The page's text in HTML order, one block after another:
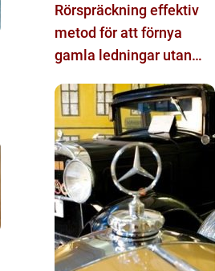
Rörspräckning effektiv
metod för att förnya
gamla ledningar utan